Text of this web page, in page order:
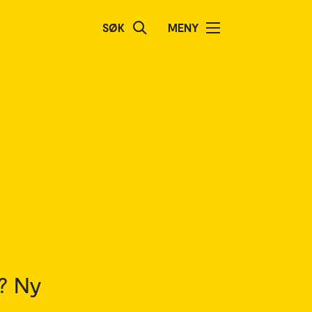
SØK MENY
Ny